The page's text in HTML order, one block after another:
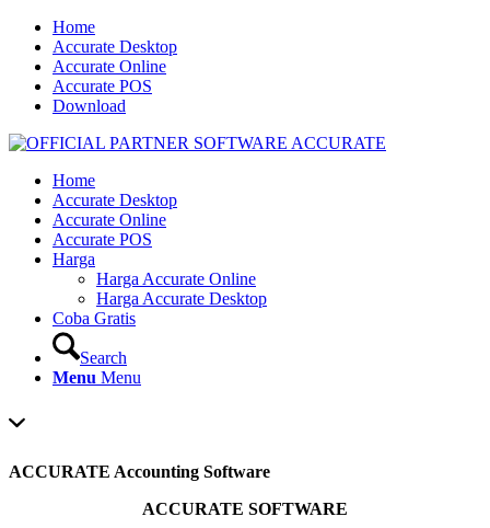
Home
Accurate Desktop
Accurate Online
Accurate POS
Download
Home
Accurate Desktop
Accurate Online
Accurate POS
Harga
Harga Accurate Online
Harga Accurate Desktop
Coba Gratis
Search
Menu Menu
ACCURATE Accounting Software
ACCURATE SOFTWARE